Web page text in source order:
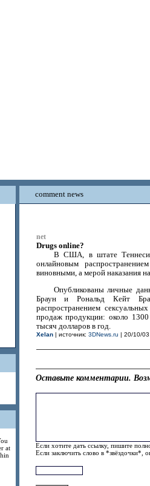
at
comment news
net
Drugs online?
В США, в штате Теннеси,
онлайновым
виновными, а мерой наказания
Опубликованы личные
Браун и Рональд Кейт
распространением
продаж продукции: около
тысяч долларов в год.
Xelan| источник: 3DNews.ru | 20/10/
Оставьте комментарии.
Если хотите дать ссылку, пишите
Если заключить слово в *звёздочки*,